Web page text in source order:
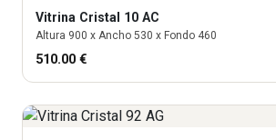
Vitrina Cristal 10 AC
Altura 900 x Ancho 530 x Fondo 460
510.00 €